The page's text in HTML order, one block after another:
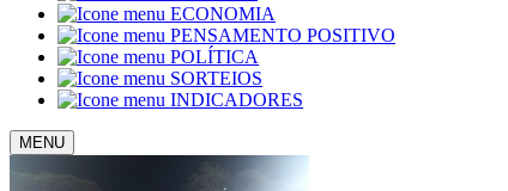
ECONOMIA
PENSAMENTO POSITIVO
POLÍTICA
SORTEIOS
INDICADORES
MENU